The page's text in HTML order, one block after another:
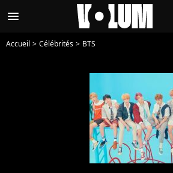
menu
Accueil Célébrités BTS